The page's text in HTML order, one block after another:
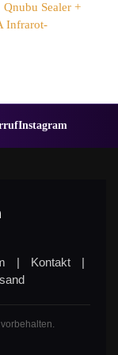
Qnubu Sealer +
Infrarot-
Instagram
| Kontakt
|